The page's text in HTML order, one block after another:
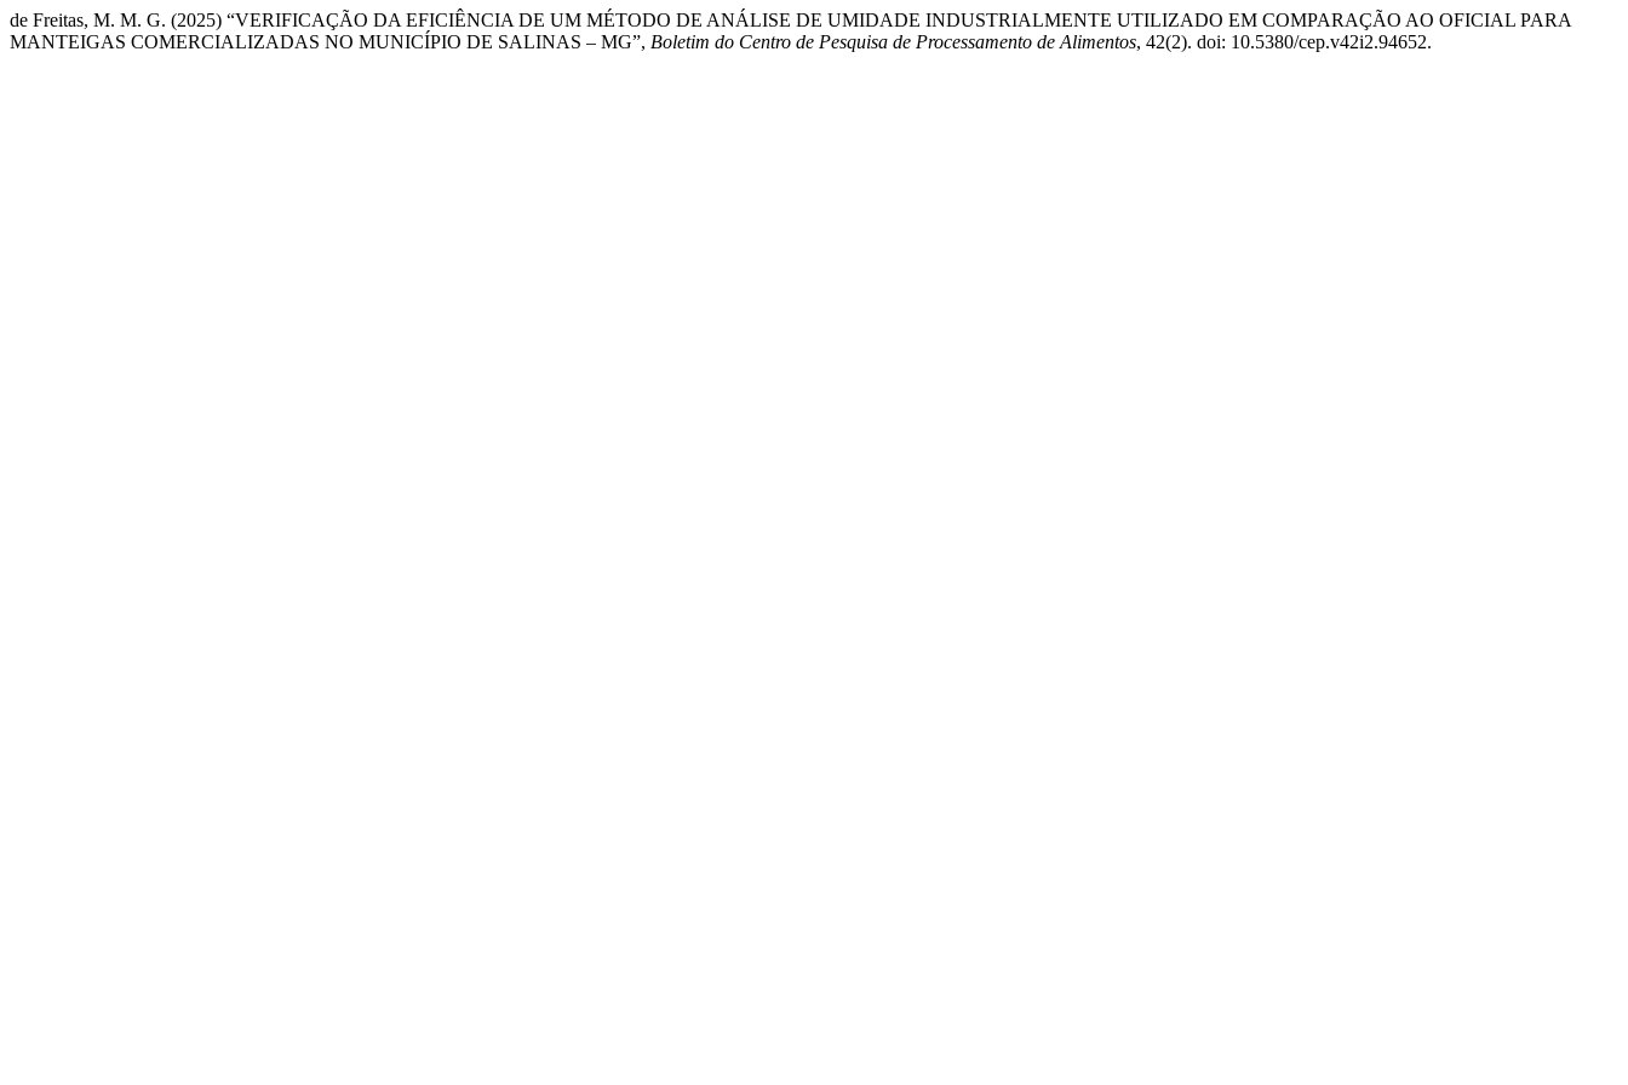
de Freitas, M. M. G. (2025) “VERIFICAÇÃO DA EFICIÊNCIA DE UM MÉTODO DE ANÁLISE DE UMIDADE INDUSTRIALMENTE UTILIZADO EM COMPARAÇÃO AO OFICIAL PARA
MANTEIGAS COMERCIALIZADAS NO MUNICÍPIO DE SALINAS – MG”, Boletim do Centro de Pesquisa de Processamento de Alimentos, 42(2). doi: 10.5380/cep.v42i2.94652.